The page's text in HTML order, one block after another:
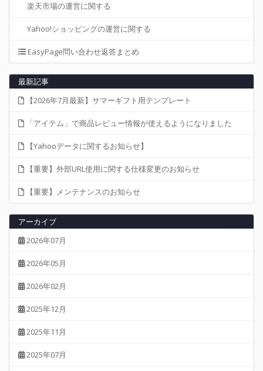
楽天市場の運営に関する
Yahoo!ショッピングの運営に関する
EasyPage問い合わせ返答まとめ
最新記事
【2026年7月最新】サマーギフト用テンプレート
「アイテム」で商品レビュー情報が使えるようになりました
【Yahooデータに関するお知らせ】
【重要】外部URL使用に関する仕様変更のお知らせ
【重要】メンテナンスのお知らせ
アーカイブ
2026年07月
2026年05月
2026年02月
2025年12月
2025年11月
2025年07月